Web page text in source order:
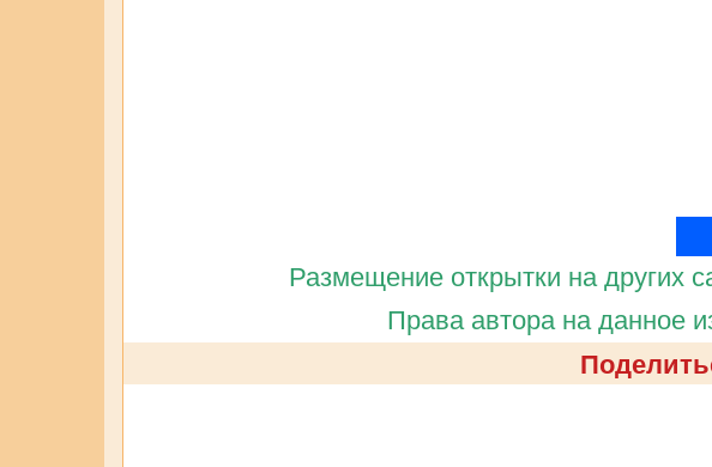
Размещение открытки на других
Права автора на данное